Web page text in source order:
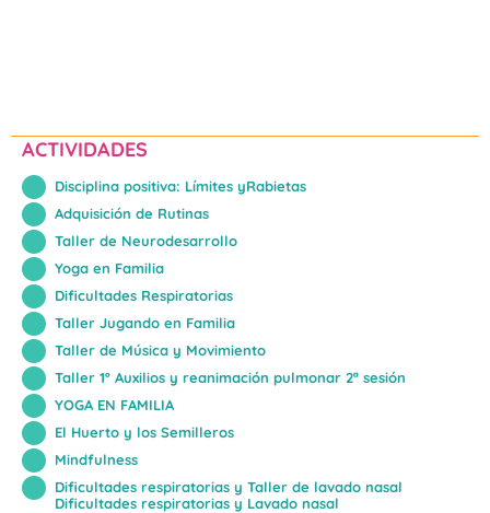
ACTIVIDADES
Disciplina positiva: Límites yRabietas
Adquisición de Rutinas
Taller de Neurodesarrollo
Yoga en Familia
Dificultades Respiratorias
Taller Jugando en Familia
Taller de Música y Movimiento
Taller 1º Auxilios y reanimación pulmonar 2ª sesión
YOGA EN FAMILIA
El Huerto y los Semilleros
Mindfulness
Dificultades respiratorias y Taller de lavado nasal
Dificultades respiratorias y Lavado nasal